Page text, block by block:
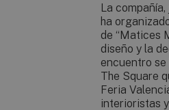
La
ha
de “Matices
diseño y la
encuentro se
The Square
Feria
interioristas